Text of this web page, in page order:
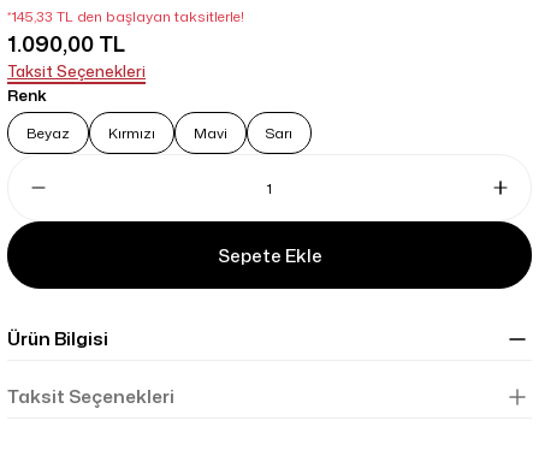
*145,33 TL den başlayan taksitlerle!
1.090,00 TL
Taksit Seçenekleri
Renk
Beyaz Kırmızı Mavi Sarı
Sepete Ekle
Ürün Bilgisi
Taksit Seçenekleri